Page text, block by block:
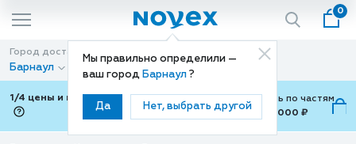
Мы правильно определили —
ваш город Барнаул ?
Да Нет, выбрать другой
0
Город доставки
Барнаул
Способ доставки
Доставка
1/4 цены и покупки ваши с Подели
Можно оплатить по частям
от 700 ₽ до 15,000 ₽